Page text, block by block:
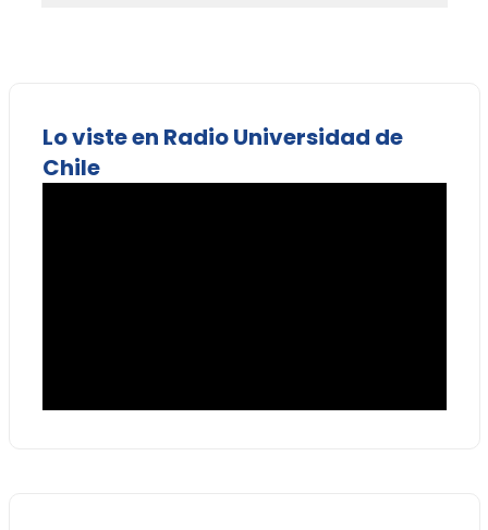
Lo viste en Radio Universidad de
Chile